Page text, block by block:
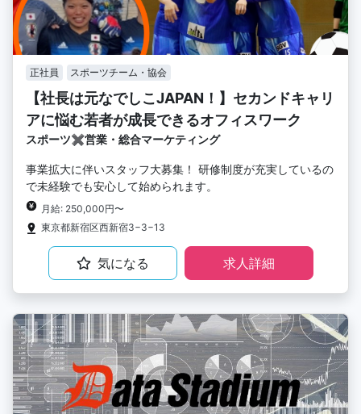
正社員 スポーツチーム・協会
【社長は元なでしこJAPAN！】セカンドキャリ
アに悩む若者が成長できるオフィスワーク
スポーツ✖️営業・総合マーケティング
事業拡大に伴いスタッフ大募集！ 研修制度が充実しているの
で未経験でも安心して始められます。
月給: 250,000円〜
東京都新宿区西新宿3−3−13
気になる 求人詳細